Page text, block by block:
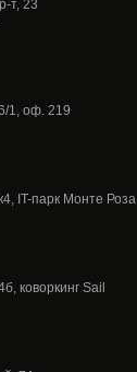
т, 23
1, оф. 219
IT-парк Монте Роза
коворкинг Sail